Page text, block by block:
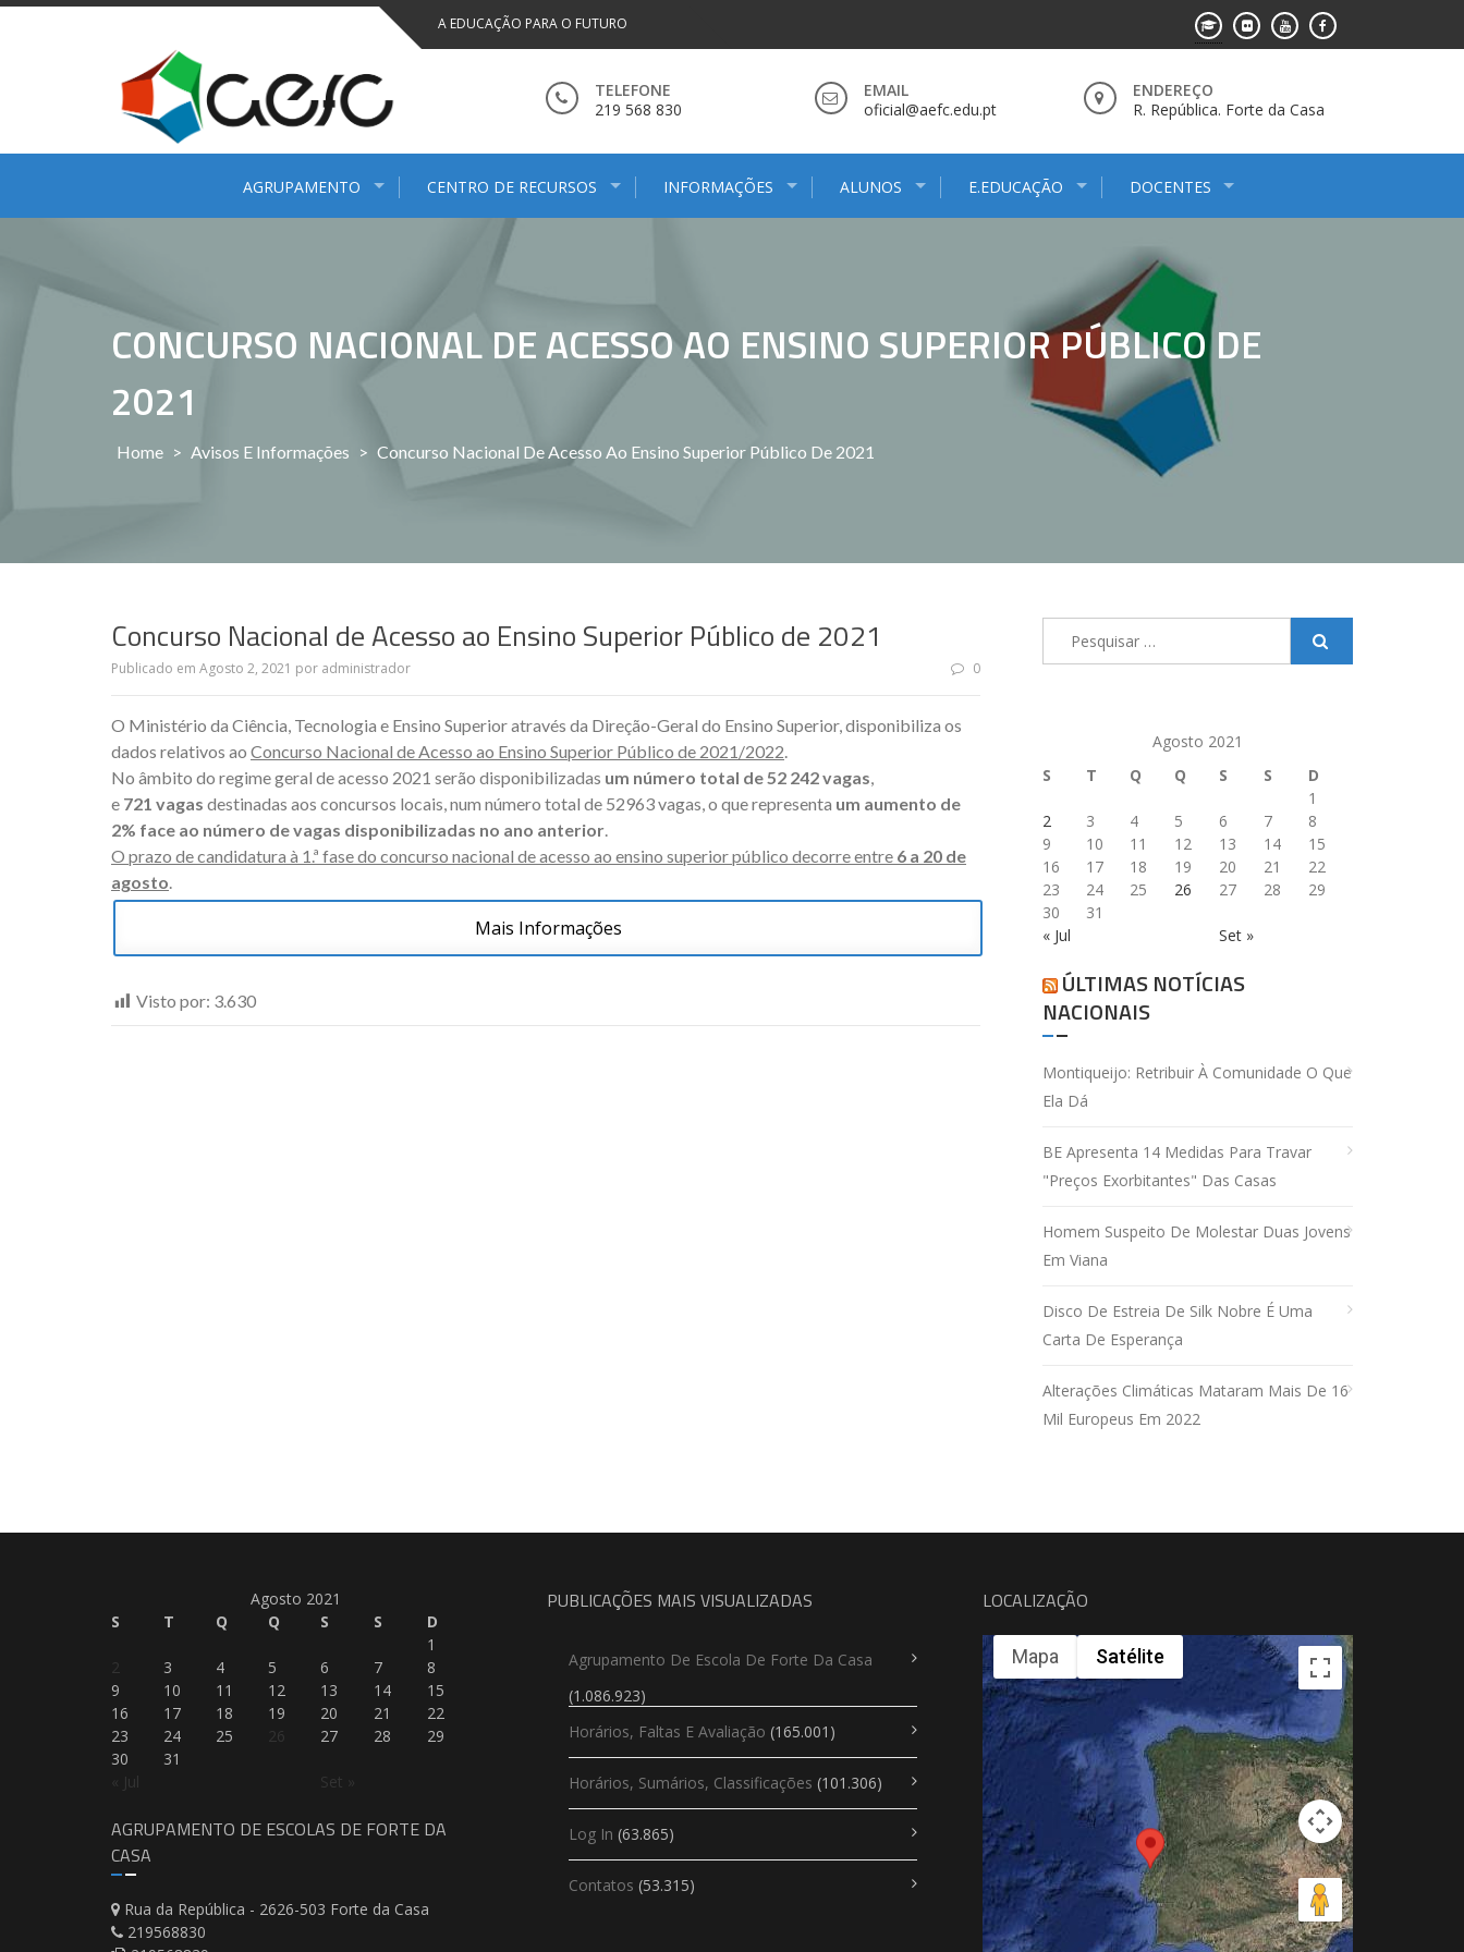
Saltar
A EDUCAÇÃO PARA O FUTURO
TELEFONE
219 568 830
EMAIL
oficial@aefc.edu.pt
ENDEREÇO
R. República. Forte da Casa
AGRUPAMENTO CENTRO DE RECURSOS INFORMAÇÕES ALUNOS E.EDUCAÇÃO DOCENTES
CONCURSO NACIONAL DE ACESSO AO ENSINO SUPERIOR PÚBLICO DE
2021
Home > Avisos E Informações > Concurso Nacional De Acesso Ao Ensino Superior Público De 2021
Concurso Nacional de Acesso ao Ensino Superior Público de 2021
Publicado em Agosto 2, 2021 por administrador 0
O Ministério da Ciência, Tecnologia e Ensino Superior através da Direção-Geral do Ensino Superior, disponibiliza os
dados relativos ao Concurso Nacional de Acesso ao Ensino Superior Público de 2021/2022.
No âmbito do regime geral de acesso 2021 serão disponibilizadas um número total de 52 242 vagas,
e 721 vagas destinadas aos concursos locais, num número total de 52963 vagas, o que representa um aumento de
2% face ao número de vagas disponibilizadas no ano anterior.
O prazo de candidatura à 1.ª fase do concurso nacional de acesso ao ensino superior público decorre entre 6 a 20 de
agosto.
Mais Informações
Visto por: 3.630
Agosto 2021
S
T Q Q S S D
« Jul Set »
1
2
3 4 5 6 7
8
9
10 11 12 13 14
15
16
17 18 19 20 21
22
23
24 25 26 27 28
29
30
31
ÚLTIMAS NOTÍCIAS
NACIONAIS
Montiqueijo: Retribuir À Comunidade O Que
Ela Dá
BE Apresenta 14 Medidas Para Travar
"preços Exorbitantes" Das Casas
Homem Suspeito De Molestar Duas Jovens
Em Viana
Disco De Estreia De Silk Nobre É Uma
Carta De Esperança
Alterações Climáticas Mataram Mais De 16
Mil Europeus Em 2022
Agosto 2021
S
T Q Q S S D
« Jul Set »
1
2
3 4 5 6 7
8
9
10 11 12 13 14
15
16
17 18 19 20 21
22
23
24 25 26 27 28
29
30
31
AGRUPAMENTO DE ESCOLAS DE FORTE DA
CASA
Rua da República - 2626-503 Forte da Casa
219568830
PUBLICAÇÕES MAIS VISUALIZADAS
Agrupamento De Escola De Forte Da Casa
(1.086.923)
Horários, Faltas E Avaliação (165.001)
Horários, Sumários, Classificações (101.306)
Log In (63.865)
Contatos (53.315)
LOCALIZAÇÃO
Mapa Satélite